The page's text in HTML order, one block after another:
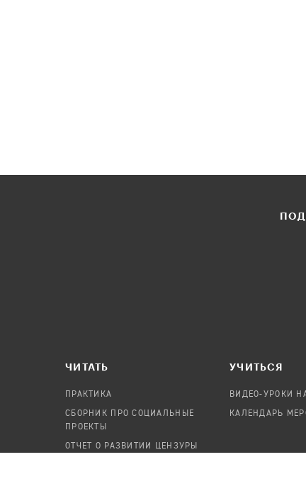
ЧИТАТЬ
ПРАКТИКА
СБОРНИК ПРО СОЦИАЛЬНЫЕ
ПРОЕКТЫ
ОТЧЕТ О РАЗВИТИИ ЦЕНЗУРЫ
УЧИТЬСЯ
ВИДЕО-УРОКИ НА
КАЛЕНДАРЬ